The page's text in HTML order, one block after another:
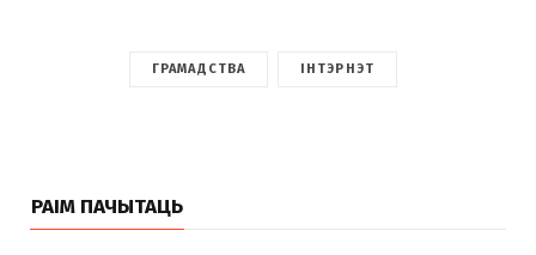
ГРАМАДСТВА ІНТЭРНЭТ
РАІМ ПАЧЫТАЦЬ